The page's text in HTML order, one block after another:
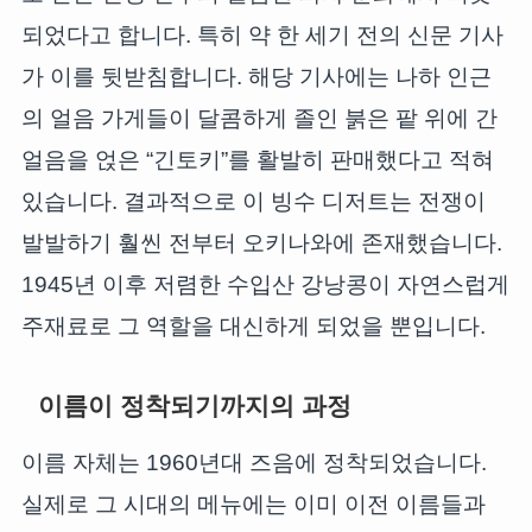
되었다고 합니다. 특히 약 한 세기 전의 신문 기사
가 이를 뒷받침합니다. 해당 기사에는 나하 인근
의 얼음 가게들이 달콤하게 졸인 붉은 팥 위에 간
얼음을 얹은 “긴토키”를 활발히 판매했다고 적혀
있습니다. 결과적으로 이 빙수 디저트는 전쟁이
발발하기 훨씬 전부터 오키나와에 존재했습니다.
1945년 이후 저렴한 수입산 강낭콩이 자연스럽게
주재료로 그 역할을 대신하게 되었을 뿐입니다.
이름이 정착되기까지의 과정
이름 자체는 1960년대 즈음에 정착되었습니다.
실제로 그 시대의 메뉴에는 이미 이전 이름들과